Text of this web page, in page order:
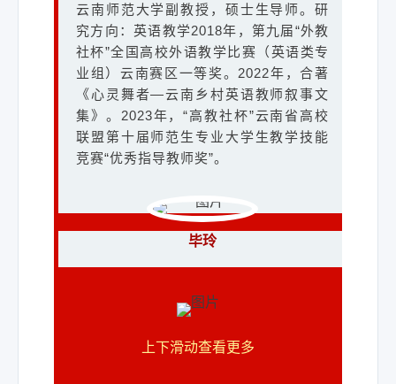
袁刚
云南师范大学外国语学院
云南师范大学外国语学院英语系教师，
副教授，学科教学（英语）硕士生导
师，英语系主任，教师教育团队骨干成
员。2006年获得澳大利亚拉特布大学应
项目”加拿大维多利亚大学留学。 2015-
2019“国培计划”初中英语学科首席专
家，2010年至今共主持和参与中小学英
导县级英语教师培训活动若干，2018年
要研究兴趣为英语教学法、基础阶段英
云南师范大学副教授，硕士生导师。研
究方向：英语教学2018年，第九届“外教
社杯”全国高校外语教学比赛（英语类专
业组）云南赛区一等奖。2022年，合著
《心灵舞者—云南乡村英语教师叙事文
集》。2023年，“高教社杯”云南省高校
联盟第十届师范生专业大学生教学技能
竞赛“优秀指导教师奖”。
毕玲
合肥市教育科学研究院小学英语教研
言教育与国际传播专委会理事；安徽省
上下滑动查看更多